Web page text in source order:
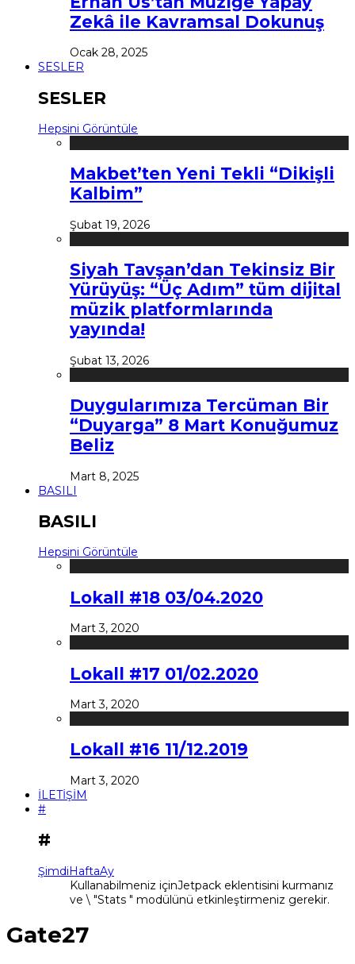
Zekâ ile Kavramsal Dokunuş
Ocak 28, 2025
SESLER
SESLER
Hepsini Görüntüle
Makbet’ten Yeni Tekli “Dikişli
Kalbim”
Şubat 19, 2026
Siyah Tavşan’dan Tekinsiz Bir
Yürüyüş: “Üç Adım” tüm dijital
müzik platformlarında
yayında!
Şubat 13, 2026
Duygularımıza Tercüman Bir
“Duyarga” 8 Mart Konuğumuz
Beliz
Mart 8, 2025
BASILI
BASILI
Hepsini Görüntüle
Lokall #18 03/04.2020
Mart 3, 2020
Lokall #17 01/02.2020
Mart 3, 2020
Lokall #16 11/12.2019
Mart 3, 2020
İLETİŞİM
#
#
ŞimdiHaftaAy
Kullanabilmeniz içinJetpack eklentisini kurmanız
ve \ "Stats " modülünü etkinleştirmeniz gerekir.
Gate27